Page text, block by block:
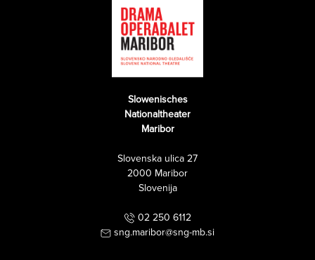
Slowenisches
Nationaltheater
Maribor
Slovenska ulica 27
2000 Maribor
Slovenija
02 250 6112
sng.maribor@sng-mb.si